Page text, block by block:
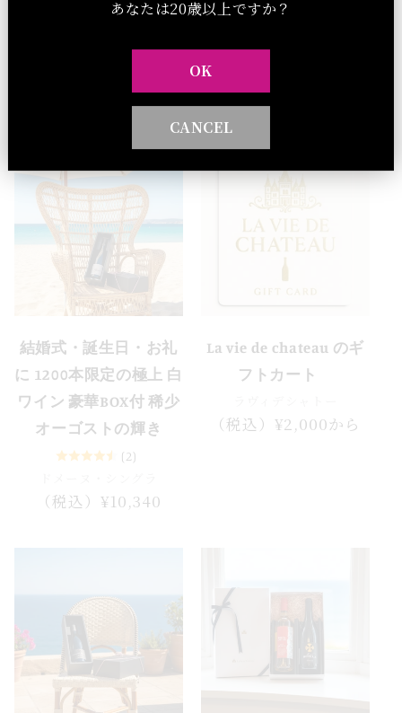
他のギフト
結婚式・誕生日・お礼
に 1200本限定の極上 白
ワイン 豪華BOX付 稀少
オーゴストの輝き
(2)
通（税込）¥10,340
La vie de chateau のギ
フトカート
通（税込）¥2,000から
あなたは20歳以上ですか？
OK
CANCEL